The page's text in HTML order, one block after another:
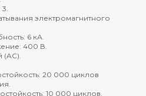
электромагнитного
6 кА.
400 В.
20 000 циклов
10 000 циклов.